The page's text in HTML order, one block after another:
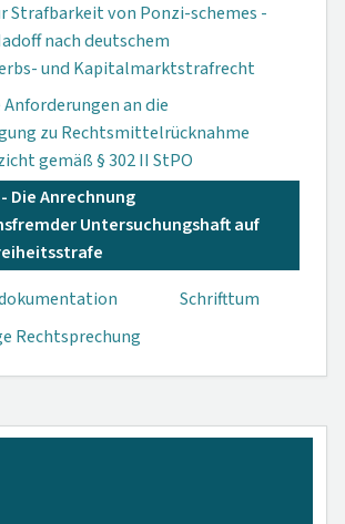
Strafbarkeit von Ponzi-schemes -
nach deutschem
und Kapitalmarktstrafrecht
Anforderungen an die
zu Rechtsmittelrücknahme
gemäß § 302 II StPO
Die Anrechnung
Untersuchungshaft auf
Schrifttum
Rechtsprechung